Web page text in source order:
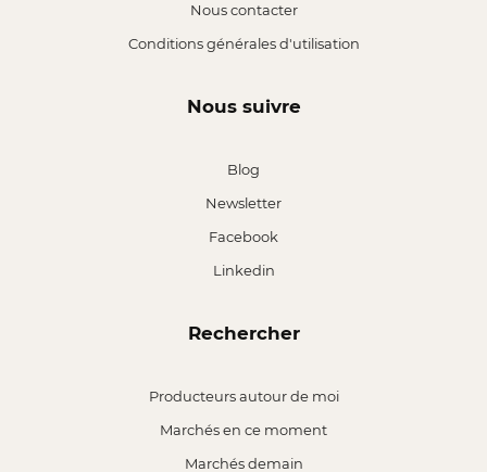
Nous contacter
Conditions générales d'utilisation
Nous suivre
Blog
Newsletter
Facebook
Linkedin
Rechercher
Producteurs autour de moi
Marchés en ce moment
Marchés demain